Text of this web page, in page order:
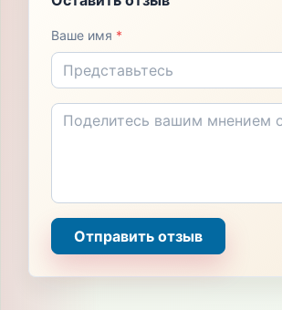
Ваше имя *
Отправить отзыв